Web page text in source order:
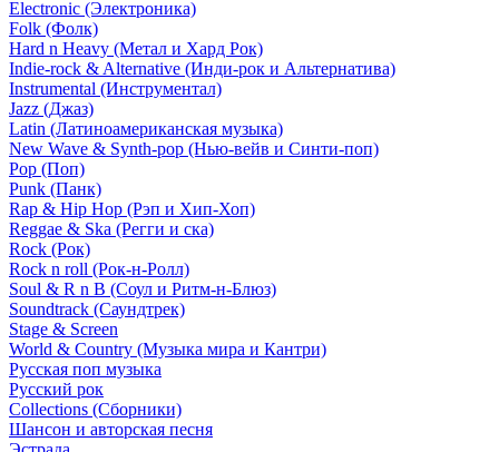
Electronic (Электроника)
Folk (Фолк)
Hard n Heavy (Метал и Хард Рок)
Indie-rock & Alternative (Инди-рок и Альтернатива)
Instrumental (Инструментал)
Jazz (Джаз)
Latin (Латиноамериканская музыка)
New Wave & Synth-pop (Нью-вейв и Синти-поп)
Pop (Поп)
Punk (Панк)
Rap & Hip Hop (Рэп и Хип-Хоп)
Reggae & Ska (Регги и ска)
Rock (Рок)
Rock n roll (Рок-н-Ролл)
Soul & R n B (Соул и Ритм-н-Блюз)
Soundtrack (Саундтрек)
Stage & Screen
World & Country (Музыка мира и Кантри)
Русская поп музыка
Русский рок
Сollections (Сборники)
Шансон и авторская песня